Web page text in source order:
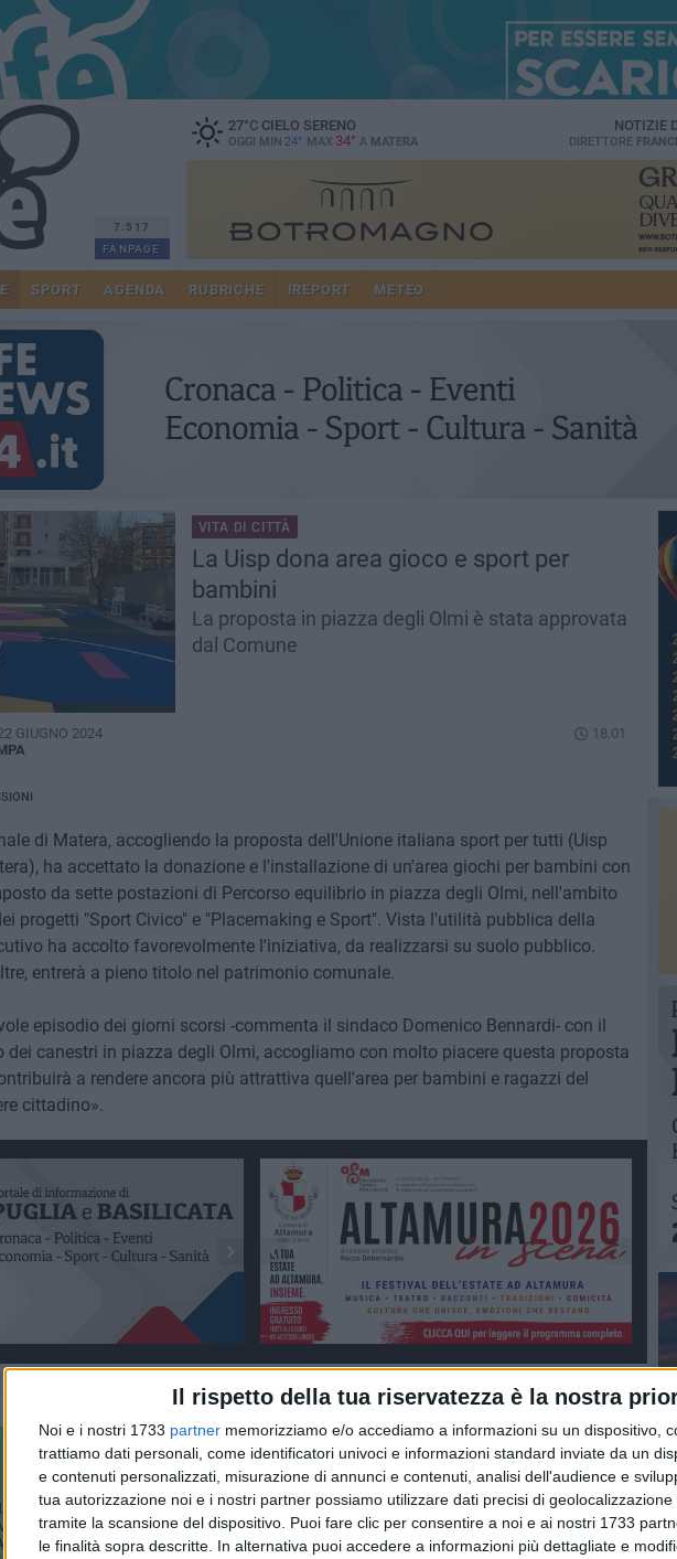
Il rispetto della tua riservatezza è la nostra
Noi e i nostri 1733 partner memorizziamo e/o accediamo a informazioni su un dispositivo,
trattiamo dati personali, come identificatori univoci e informazioni standard inviate da un
e contenuti personalizzati, misurazione di annunci e contenuti, analisi dell'audience e
tua autorizzazione noi e i nostri partner possiamo utilizzare dati precisi di
tramite la scansione del dispositivo. Puoi fare clic per consentire a noi e ai nostri 1733
le finalità sopra descritte. In alternativa puoi accedere a informazioni più dettagliate e
7.517
FANPAGE
27°CCIELO SERENO
OGGI MIN 24° MAX 34° A MATERA
NOTIZIE
DIRETTORE
SPORT AGENDA RUBRICHE IREPORT METEO
VITA DI CITTÀ
La Uisp dona area gioco e sport per
bambini
La proposta in piazza degli Olmi è stata approvata
dal Comune
GIUGNO 2024
18.01
di Matera, accogliendo la proposta dell'Unione italiana sport per tutti (Uisp
ha accettato la donazione e l'installazione di un'area giochi per bambini con
da sette postazioni di Percorso equilibrio in piazza degli Olmi, nell'ambito
progetti "Sport Civico" e "Placemaking e Sport". Vista l'utilità pubblica della
ha accolto favorevolmente l'iniziativa, da realizzarsi su suolo pubblico.
entrerà a pieno titolo nel patrimonio comunale.
episodio dei giorni scorsi -commenta il sindaco Domenico Bennardi- con il
dei canestri in piazza degli Olmi, accogliamo con molto piacere questa proposta
a rendere ancora più attrattiva quell'area per bambini e ragazzi del
cittadino».
Iscriviti alla Newsletter
Iscrivendoti accetti iterminie laprivacy policy
E
GRATIS